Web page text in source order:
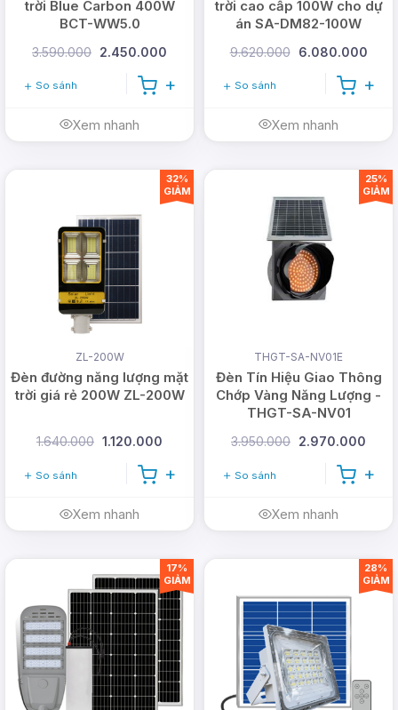
sáng bị
hạn
chế do
pin
trường
động.
thiện
với môi
sáng
thấp
đèn
dung
cập khi
chiếu
ngày
Cường
Trung
bình
Thấp
Trung
Hiệu
quả
lượng
Trung
Cao
Tính di
Cao Cao Thấp
thành
Trung
bình
Thấp Cao
Trung
bình
trời Blue Carbon 400W
BCT-WW5.0
3.590.000 2.450.000
So sánh
Xem nhanh
trời cao cấp 100W cho dự
án SA-DM82-100W
9.620.000 6.080.000
So sánh
Xem nhanh
ZL-200W
Đèn đường năng lượng mặt
trời giá rẻ 200W ZL-200W
1.640.000 1.120.000
So sánh
Xem nhanh
32%
GIẢM
THGT-SA-NV01E
Đèn Tín Hiệu Giao Thông
Chớp Vàng Năng Lượng -
THGT-SA-NV01
3.950.000 2.970.000
So sánh
Xem nhanh
25%
GIẢM
17%
GIẢM
28%
GIẢM